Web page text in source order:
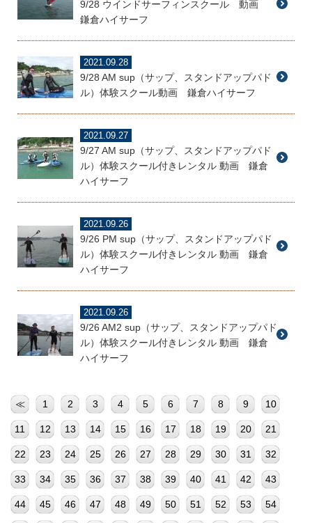
9/28 ウインドサーフィンスクール 動画
鎌倉ハイサーフ
2021.09.28
9/28 AM sup（サップ、スタンドアップパド
ル）体験スクール動画 鎌倉ハイサーフ
2021.09.27
9/27 AM sup（サップ、スタンドアップパド
ル）体験スクール付きレンタル 動画 鎌倉
ハイサーフ
2021.09.26
9/26 PM sup（サップ、スタンドアップパド
ル）体験スクール付きレンタル 動画 鎌倉
ハイサーフ
2021.09.26
9/26 AM2 sup（サップ、スタンドアップパド
ル）体験スクール付きレンタル 動画 鎌倉
ハイサーフ
≪ 1 2 3 4 5 6 7 8 9 10
11 12 13 14 15 16 17 18 19 20 21
22 23 24 25 26 27 28 29 30 31 32
33 34 35 36 37 38 39 40 41 42 43
44 45 46 47 48 49 50 51 52 53 54